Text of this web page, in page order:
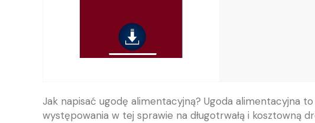
Jak napisać ugodę alimentacyjną? Ugoda alimentacyjna
występowania w tej sprawie na długotrwałą i kosztowną